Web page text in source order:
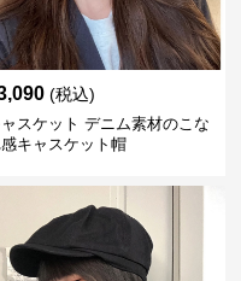
(税込)
スケット デニム素材のこな
キャスケット帽